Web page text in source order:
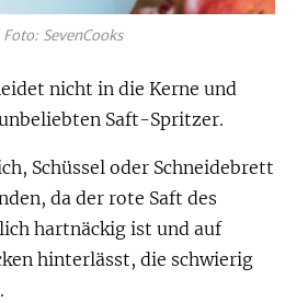
Foto: SevenCooks
nicht in die Kerne und
Saft-Spritzer.
Schüssel oder Schneidebrett
da der rote Saft des
hartnäckig ist und auf
hinterlässt, die schwierig